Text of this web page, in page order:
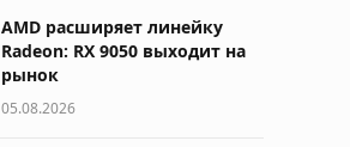
AMD расширяет линейку
Radeon: RX 9050 выходит на
рынок
05.08.2026